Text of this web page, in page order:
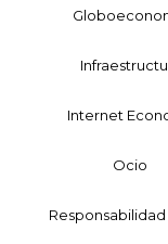
Internet
Ocio